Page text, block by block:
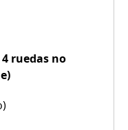
ruedas no